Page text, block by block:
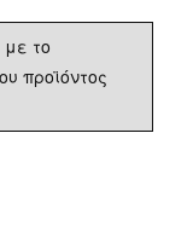
το
προϊόντος